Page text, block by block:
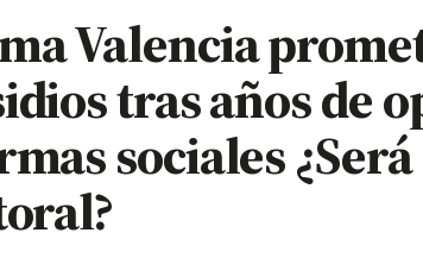
Valencia
tras años de
sociales